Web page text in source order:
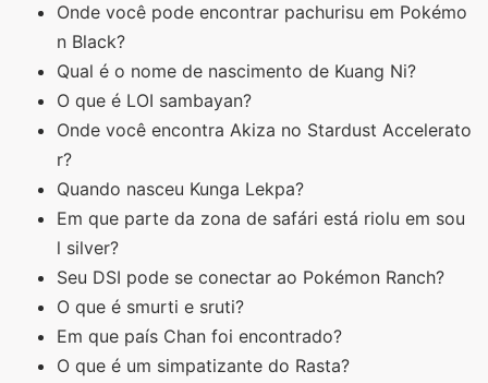
Onde você pode encontrar pachurisu em Pokémo
n Black?
Qual é o nome de nascimento de Kuang Ni?
O que é LOI sambayan?
Onde você encontra Akiza no Stardust Accelerato
r?
Quando nasceu Kunga Lekpa?
Em que parte da zona de safári está riolu em sou
l silver?
Seu DSI pode se conectar ao Pokémon Ranch?
O que é smurti e sruti?
Em que país Chan foi encontrado?
O que é um simpatizante do Rasta?